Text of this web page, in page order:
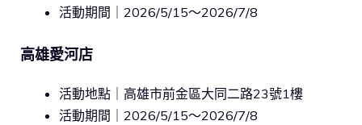
活動期間｜2026/5/15～2026/7/8
高雄愛河店
活動地點｜高雄市前金區大同二路23號1樓
活動期間｜2026/5/15～2026/7/8